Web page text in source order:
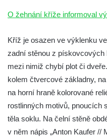
Kříž na návsi v Dolním
Kříž poblíž domu čp. 169 v
Kříž na návsi v Plavu
Boží muka v Plavu
Kříž na rozcestí u domu
O žehnání kříže informoval
Kříž je osazen ve výklenku
zadní stěnou z pískovcových
mezi nimiž chybí plot či
kolem čtvercové základny,
na horní hraně kolorované
rostlinných motivů, pnoucích
těla soklu. Na čelní stěně
v něm nápis „Anton Kaufer //